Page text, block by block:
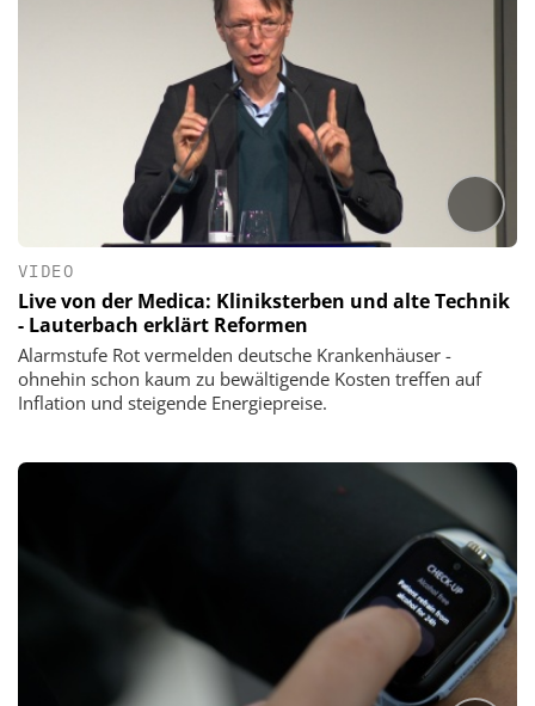
VIDEO
Live von der Medica: Kliniksterben und alte Technik
- Lauterbach erklärt Reformen
Alarmstufe Rot vermelden deutsche Krankenhäuser -
ohnehin schon kaum zu bewältigende Kosten treffen auf
Inflation und steigende Energiepreise.